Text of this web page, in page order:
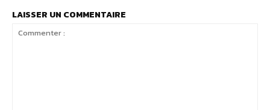
LAISSER UN COMMENTAIRE